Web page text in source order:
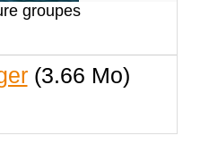
groupes
(3.66 Mo)